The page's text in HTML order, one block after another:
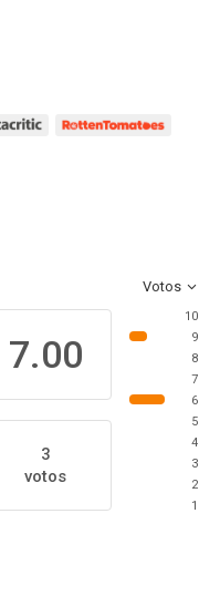
Votos
7.00
3
votos
10
9
8
7
6
5
4
3
2
1